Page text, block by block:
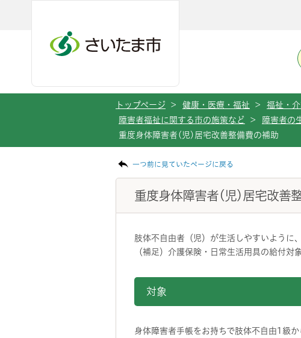
トップページ > 健康・医療・福祉 > 福祉・
障害者福祉に関する市の施策など
> 障害者の
重度身体障害者(児)居宅改善整備費の補助
一つ前に見ていたページに戻る
重度身体障害者(児)居宅改善
肢体不自由者（児）が生活しやすいように
（補足）介護保険・日常生活用具の給付対
対象
身体障害者手帳をお持ちで肢体不自由1級